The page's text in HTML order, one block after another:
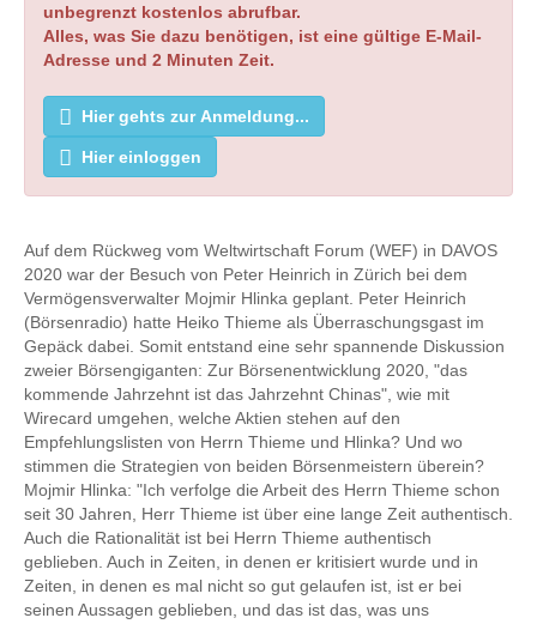
unbegrenzt kostenlos abrufbar.
Alles, was Sie dazu benötigen, ist eine gültige E-Mail-
Adresse und 2 Minuten Zeit.
Hier gehts zur Anmeldung...
Hier einloggen
Auf dem Rückweg vom Weltwirtschaft Forum (WEF) in DAVOS
2020 war der Besuch von Peter Heinrich in Zürich bei dem
Vermögensverwalter Mojmir Hlinka geplant. Peter Heinrich
(Börsenradio) hatte Heiko Thieme als Überraschungsgast im
Gepäck dabei. Somit entstand eine sehr spannende Diskussion
zweier Börsengiganten: Zur Börsenentwicklung 2020, "das
kommende Jahrzehnt ist das Jahrzehnt Chinas", wie mit
Wirecard umgehen, welche Aktien stehen auf den
Empfehlungslisten von Herrn Thieme und Hlinka? Und wo
stimmen die Strategien von beiden Börsenmeistern überein?
Mojmir Hlinka: "Ich verfolge die Arbeit des Herrn Thieme schon
seit 30 Jahren, Herr Thieme ist über eine lange Zeit authentisch.
Auch die Rationalität ist bei Herrn Thieme authentisch
geblieben. Auch in Zeiten, in denen er kritisiert wurde und in
Zeiten, in denen es mal nicht so gut gelaufen ist, ist er bei
seinen Aussagen geblieben, und das ist das, was uns